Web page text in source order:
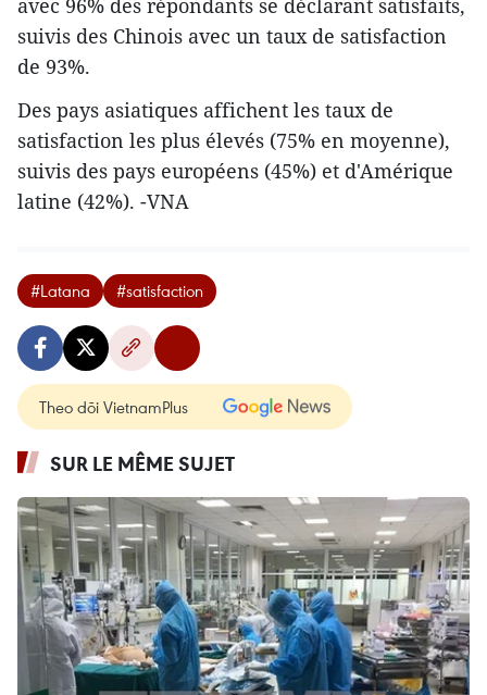
suivis des Chinois avec un taux de satisfaction
de 93%.
Des pays asiatiques affichent les taux de
satisfaction les plus élevés (75% en moyenne),
suivis des pays européens (45%) et d'Amérique
latine (42%). -VNA
#Latana #satisfaction
Theo dõi VietnamPlus
SUR LE MÊME SUJET